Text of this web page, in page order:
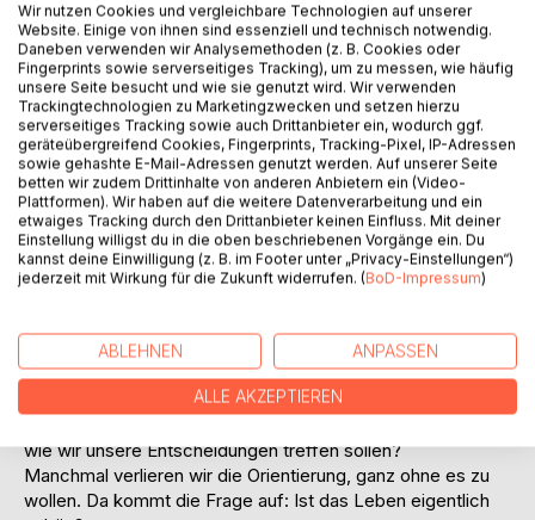
BESCHREIBUNG
»Wer unter Strom steht, legt entweder einen Kavalierstart
hin oder braucht eben länger. Ich nehme an, du wirst noch
ein, zwei Wochen benötigen, um auf die richtige Formel
und auf den Sinn zu kommen.«
»Vielleicht auch ein Leben lang.« (...)
Warum haben wir von innen gehärtete Panzer? Sind wir
wie wir unsere Entscheidungen treffen sollen?
Manchmal verlieren wir die Orientierung, ganz ohne es zu
wollen. Da kommt die Frage auf: Ist das Leben eigentlich
Wir nutzen Cookies und vergleichbare Technologien auf unserer
Website. Einige von ihnen sind essenziell und technisch notwendig.
Daneben verwenden wir Analysemethoden (z. B. Cookies oder
Fingerprints sowie serverseitiges Tracking), um zu messen, wie häufig
unsere Seite besucht und wie sie genutzt wird. Wir verwenden
Trackingtechnologien zu Marketingzwecken und setzen hierzu
serverseitiges Tracking sowie auch Drittanbieter ein, wodurch ggf.
geräteübergreifend Cookies, Fingerprints, Tracking-Pixel, IP-Adressen
sowie gehashte E-Mail-Adressen genutzt werden. Auf unserer Seite
betten wir zudem Drittinhalte von anderen Anbietern ein (Video-
Plattformen). Wir haben auf die weitere Datenverarbeitung und ein
etwaiges Tracking durch den Drittanbieter keinen Einfluss. Mit deiner
Einstellung willigst du in die oben beschriebenen Vorgänge ein. Du
kannst deine Einwilligung (z. B. im Footer unter „Privacy-Einstellungen“)
jederzeit mit Wirkung für die Zukunft widerrufen. (BoD-Impressum)
ABLEHNEN ANPASSEN
ALLE AKZEPTIEREN